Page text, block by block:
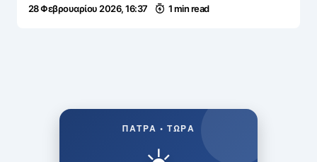
28 Φεβρουαρίου 2026, 16:37 1 min read
ΠΆΤΡΑ • ΤΏΡΑ